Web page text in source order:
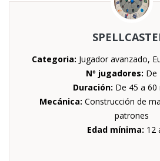
Categoria: Jugador avanzado,
Nº jugadores: De
Duración: De 45 a
Mecánica: Construcción de
patrones
Edad mínima: 12